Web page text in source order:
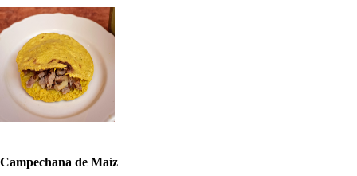
Campechana de Maíz